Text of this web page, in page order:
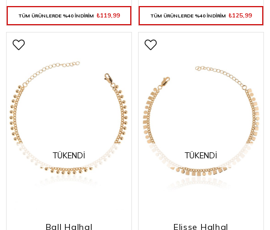
TÜM ÜRÜNLERDE %40 İNDİRİM ₺119,99 TÜM ÜRÜNLERDE %40 İNDİRİM ₺125,99
TÜKENDI
Ball Halhal
TÜKENDI
Elisse Halhal